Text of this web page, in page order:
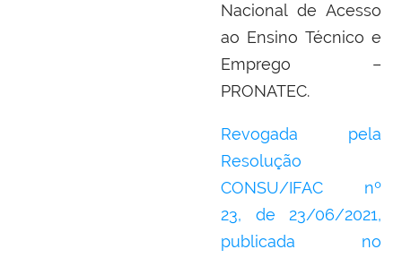
Nacional de Acesso
ao Ensino Técnico e
Emprego –
PRONATEC.
Revogada pela
Resolução
CONSU/IFAC nº
23,
de 23/06/2021,
publicada no